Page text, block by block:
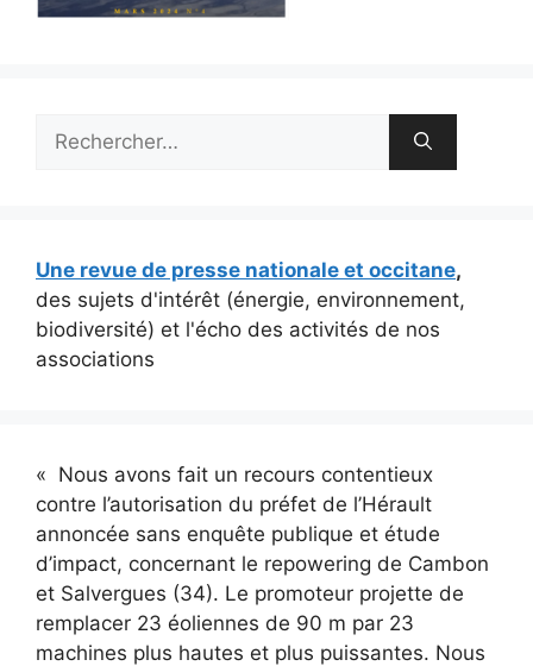
Une revue de presse nationale et occitane,
des sujets d'intérêt (énergie, environnement,
biodiversité) et l'écho des activités de nos
associations
« Nous avons fait un recours contentieux
contre l’autorisation du préfet de l’Hérault
annoncée sans enquête publique et étude
d’impact, concernant le repowering de Cambon
et Salvergues (34). Le promoteur projette de
remplacer 23 éoliennes de 90 m par 23
machines plus hautes et plus puissantes. Nous